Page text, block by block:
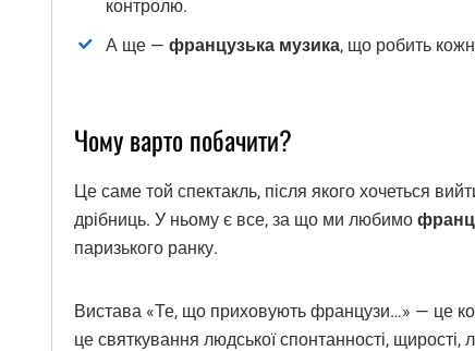
контролю.
А ще — французька музика, що робить
Чому варто побачити?
Це саме той спектакль, після якого хочеться
дрібниць. У ньому є все, за що ми любимо
паризького ранку.
Вистава «Те, що приховують французи…» — це
це святкування людської спонтанності, щирості,